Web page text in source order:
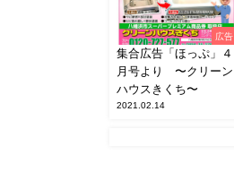
広告
集合広告「ほっぷ」４
月号より 〜クリーン
ハウスきくち〜
2021.02.14